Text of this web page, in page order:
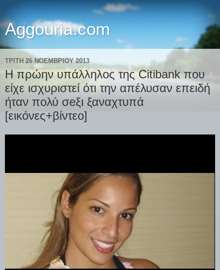
Aggouria.com
ΤΡΊΤΗ 26 ΝΟΕΜΒΡΊΟΥ 2013
Η πρώην υπάλληλος της Citibank που
είχε ισχυριστεί ότι την απέλυσαν επειδή
ήταν πολύ σeξι ξαναχτυπά
[εικόνες+βίντεο]